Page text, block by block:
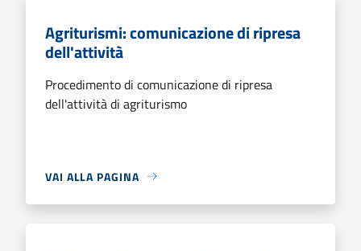
Agriturismi: comunicazione di ripresa
dell'attività
Procedimento di comunicazione di ripresa
dell'attività di agriturismo
VAI ALLA PAGINA